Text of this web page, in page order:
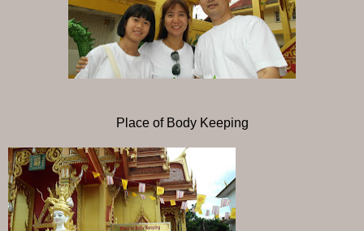
Place of Body Keeping